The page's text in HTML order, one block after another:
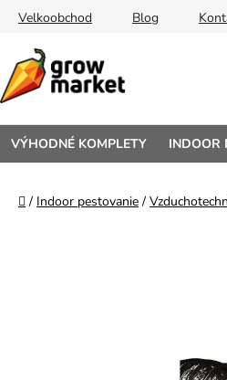
Prejsť na obsah
Velkoobchod Blog
VÝHODNÉ KOMPLETY INDOOR
Domov
/ Indoor pestovanie /